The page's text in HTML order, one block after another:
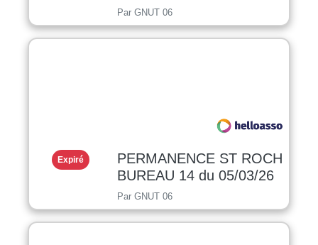
Par GNUT 06
Expiré
PERMANENCE ST ROCH
BUREAU 14 du 05/03/26
Par GNUT 06